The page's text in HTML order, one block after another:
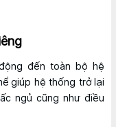
đến toàn bộ hệ
giúp hệ thống trở lại
ngủ cũng như điều